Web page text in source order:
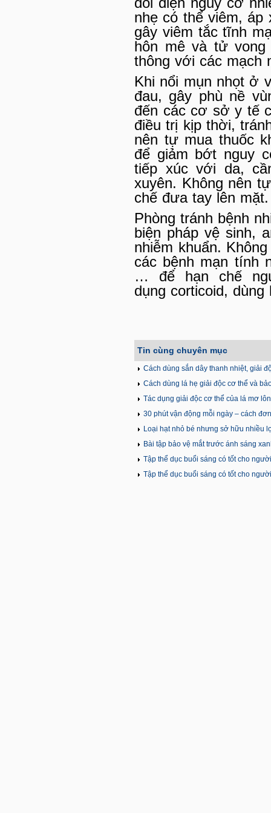
nhẹ có thể viêm,
gây viêm tắc tĩnh
hôn mê và tử vong
thông với các mạch
Khi nổi mụn nhọt ở
đau, gây phù nề
đến các cơ sở y tế
điều trị kịp thời,
nên tự mua thuốc
để giảm bớt nguy
tiếp xúc với da,
xuyên. Không nên
chế đưa tay lên mặt.
Phòng tránh bệnh
biện pháp vệ sinh,
nhiễm khuẩn.
các bệnh mạn tính
… để hạn chế
dụng corticoid,
Tin cùng chuyên mục
Cách dùng sắn dây thanh nhiệt, giải
Cách dùng lá hẹ giải độc cơ thể và
Tác dụng giải độc cơ thể của lá mơ
30 phút vận động mỗi ngày – cách
Loại hạt nhỏ bé nhưng sở hữu nhiều
Bài tập bảo vệ mắt trước ánh sáng
Tập thể dục buổi sáng có tốt cho
Tập thể dục buổi sáng có tốt cho